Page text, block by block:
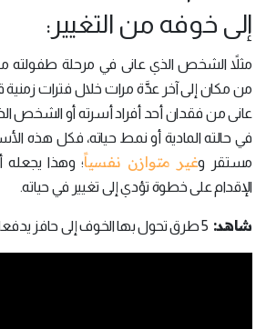
إلى خوفه من التغيير:
مثلاً الشخص الذي عانى في مرحلة طفولته
من مكان إلى آخر عدَّة مرات خلال فترات
عانى من فقدان أحد أفراد أسرته أو الشخص
في حالته المادية أو نمط حياته، فكل هذه
مستقر وغير متوازن نفسياً؛ وهذا
الإقدام على خطوة تؤدي إلى تغيير في حياته.
شاهد: 5 طرق تحول بها الخوف إلى حافز يدفعك للأمام